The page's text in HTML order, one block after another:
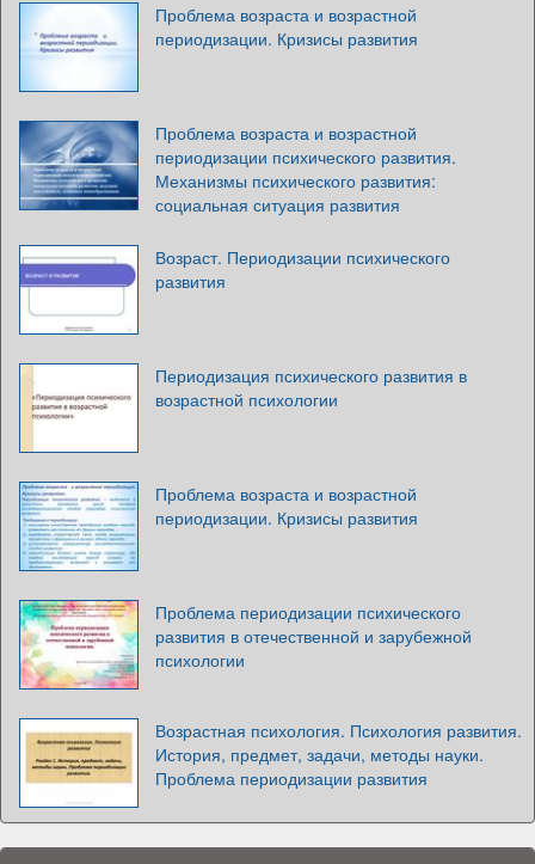
Проблема возраста и возрастной
периодизации. Кризисы развития
Проблема возраста и возрастной
периодизации психического развития.
Механизмы психического развития:
социальная ситуация развития
Возраст. Периодизации психического
развития
Периодизация психического развития в
возрастной психологии
Проблема возраста и возрастной
периодизации. Кризисы развития
Проблема периодизации психического
развития в отечественной и зарубежной
психологии
Возрастная психология. Психология развития.
История, предмет, задачи, методы науки.
Проблема периодизации развития